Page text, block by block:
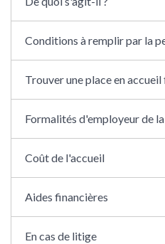
Conditions à remplir par la
Trouver une place en
Formalités d'employeur de
Coût de l'accueil
Aides financières
En cas de litige